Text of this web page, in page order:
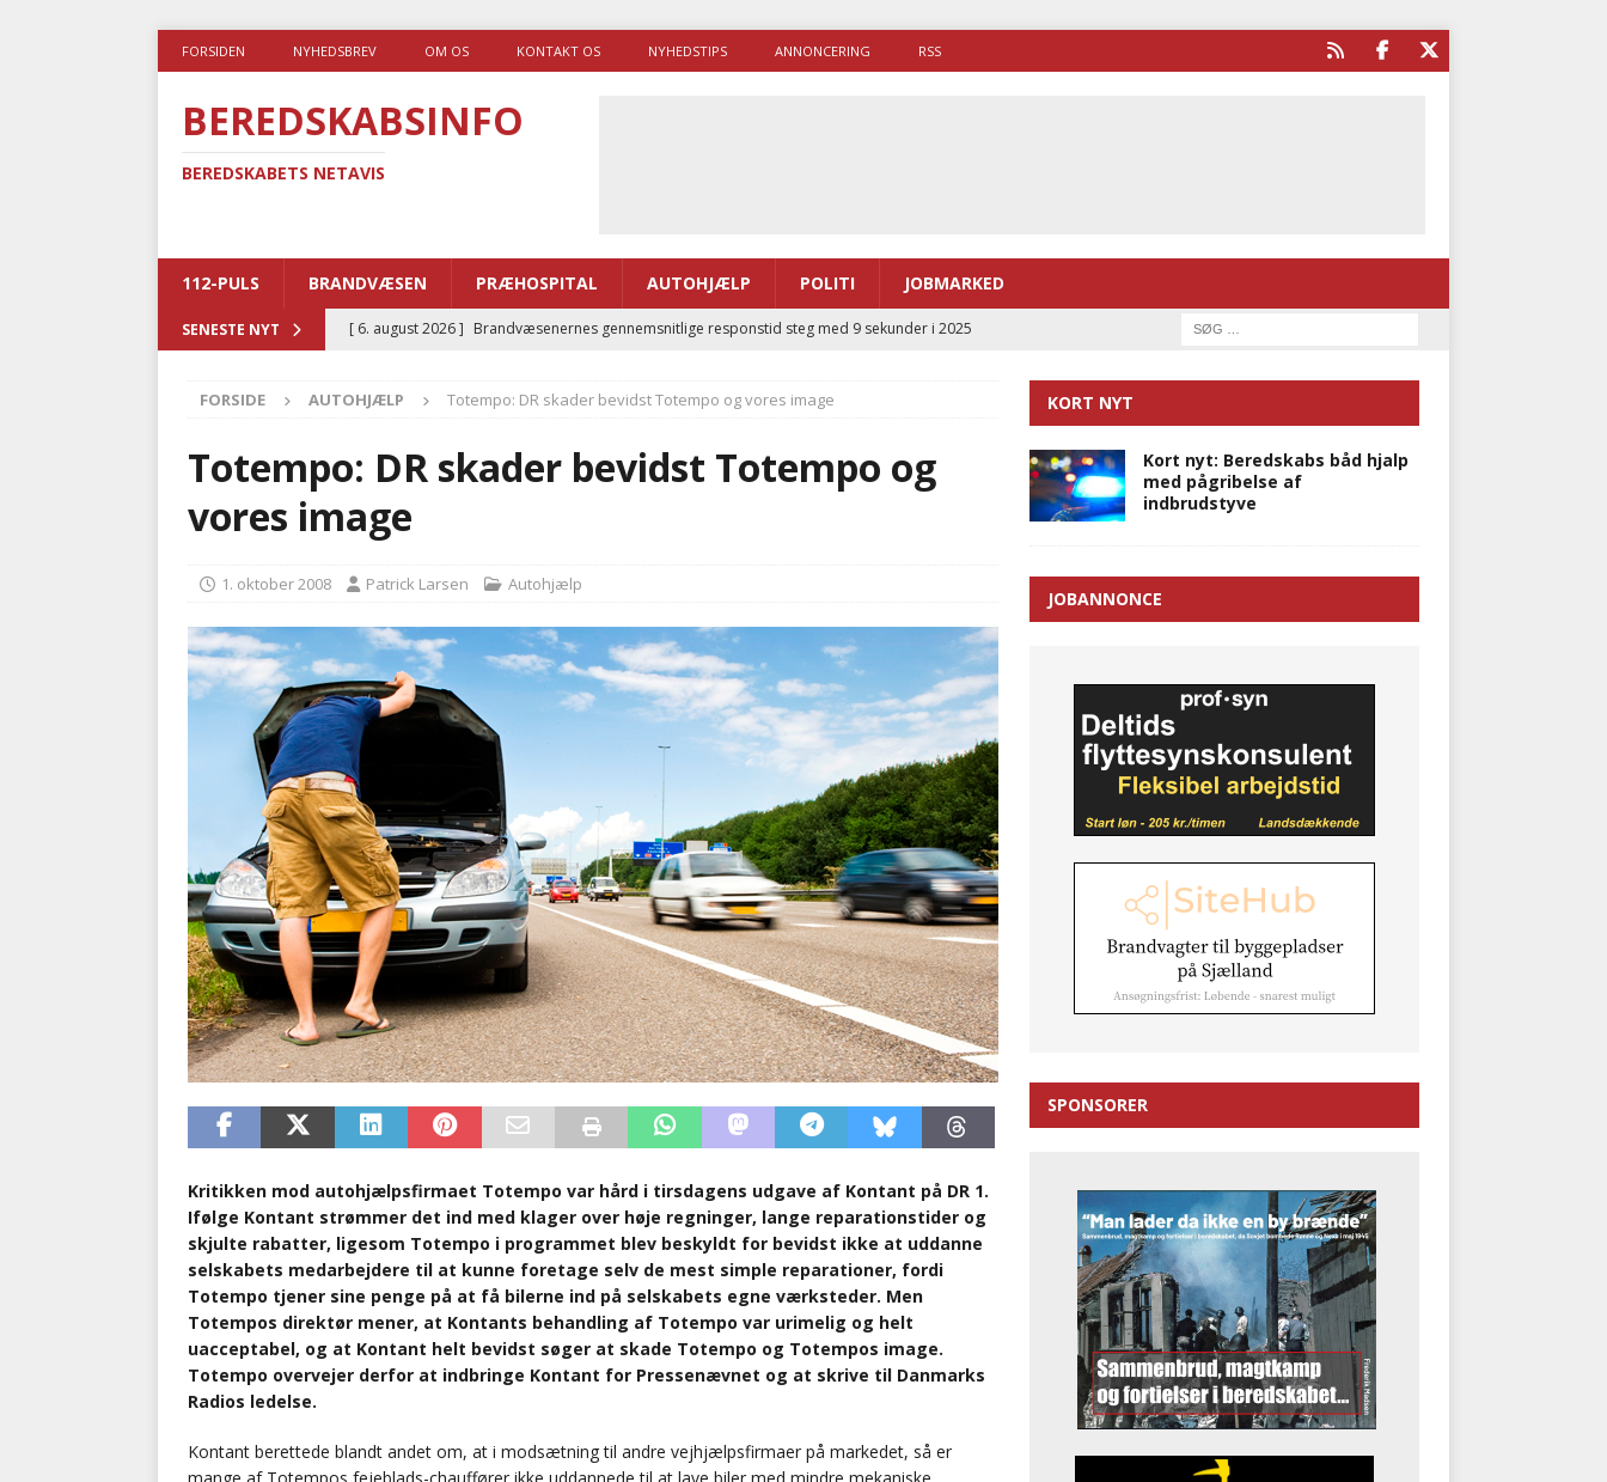
FORSIDEN NYHEDSBREV OM OS KONTAKT OS NYHEDSTIPS ANNONCERING RSS
BEREDSKABSINFO
BEREDSKABETS NETAVIS
112-PULS BRANDVÆSEN PRÆHOSPITAL AUTOHJÆLP POLITI JOBMARKED
SENESTE NYT [ 6. august 2026 ] Brandvæsenernes gennemsnitlige responstid steg med 9 sekunder i 2025
[ 5. august 2026 ] Advarer: Udløb af sygetransporttilladelser kan sende 400.000 kørsler over
i det offentlige
PRÆHOSPITAL
PRÆHOSPITAL
[ 4. august 2026 ]
BRANDVÆSEN
nødsporet
AUTOHJÆLP
FORSIDE AUTOHJÆLP Totempo: DR skader bevidst Totempo og vores image
Totempo: DR skader bevidst Totempo og
vores image
1. oktober 2008 Patrick Larsen Autohjælp
Kritikken mod autohjælpsfirmaet Totempo var hård i tirsdagens udgave af Kontant på DR 1.
Ifølge Kontant strømmer det ind med klager over høje regninger, lange reparationstider og
skjulte rabatter, ligesom Totempo i programmet blev beskyldt for bevidst ikke at uddanne
selskabets medarbejdere til at kunne foretage selv de mest simple reparationer, fordi
Totempo tjener sine penge på at få bilerne ind på selskabets egne værksteder. Men
Totempos direktør mener, at Kontants behandling af Totempo var urimelig og helt
uacceptabel, og at Kontant helt bevidst søger at skade Totempo og Totempos image.
Totempo overvejer derfor at indbringe Kontant for Pressenævnet og at skrive til Danmarks
Radios ledelse.
Kontant berettede blandt andet om, at i modsætning til andre vejhjælpsfirmaer på markedet, så er
KORT NYT
Kort nyt: Beredskabs båd hjalp
med pågribelse af
indbrudstyve
JOBANNONCE
SPONSORER